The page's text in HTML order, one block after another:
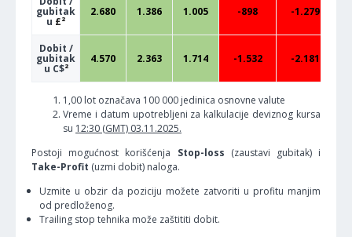
gubitak
u £²
2.680 1.386 1.005 -898 -1.279
Dobit /
gubitak
u C$²
4.570 2.363 1.714 -1.532 -2.181
1,00 lot označava 100 000 jedinica osnovne valute
Vreme i datum upotrebljeni za kalkulacije deviznog kursa
su 12:30 (GMT) 03.11.2025.
Postoji mogućnost korišćenja Stop-loss (zaustavi gubitak) i
Take-Profit (uzmi dobit) naloga.
Uzmite u obzir da poziciju možete zatvoriti u profitu manjim
od predloženog.
Trailing stop tehnika može zaštititi dobit.